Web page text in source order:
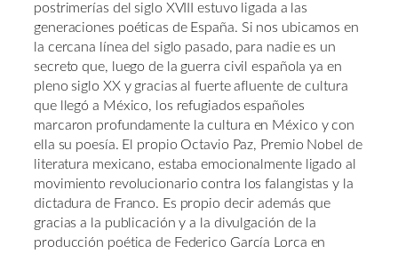
postrimerías del siglo XVIII estuvo ligada a las
generaciones poéticas de España. Si nos ubicamos en
la cercana línea del siglo pasado, para nadie es un
secreto que, luego de la guerra civil española ya en
pleno siglo XX y gracias al fuerte afluente de cultura
que llegó a México, los refugiados españoles
marcaron profundamente la cultura en México y con
ella su poesía. El propio Octavio Paz, Premio Nobel de
literatura mexicano, estaba emocionalmente ligado al
movimiento revolucionario contra los falangistas y la
dictadura de Franco. Es propio decir además que
gracias a la publicación y a la divulgación de la
producción poética de Federico García Lorca en